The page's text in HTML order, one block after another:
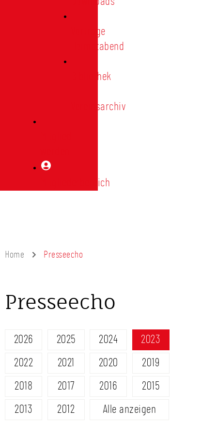
Vorträge
Heimatabend
Bibliothek
Vereinsarchiv
Mitgliederbereich
Home Presseecho
Presseecho
2026 2025 2024
2023
2022
2021 2020
2019
2018
2017 2016
2015
2013
2012 Alle anzeigen